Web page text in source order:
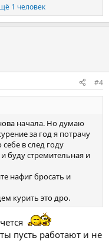
1 человек
#4
начала. Но думаю
за год я потрачу
в след году
буду стремительная и
нафиг бросать и
курить это дро.
пусть работают и не